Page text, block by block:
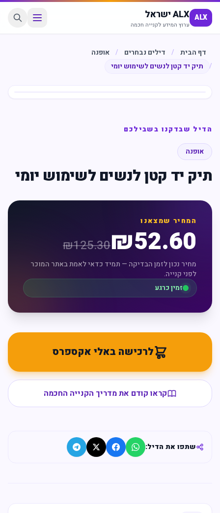
ALX ALX ישראל
ערוץ המידע לקנייה חכמה
דף הבית / דילים נבחרים / אופנה
/
תיק יד קטן לנשים לשימוש יומי
הדיל שבדקנו בשבילכם
אופנה
תיק יד קטן לנשים לשימוש יומי
המחיר שמצאנו
₪52.60
₪125.30
מחיר נכון לזמן הבדיקה — תמיד כדאי לאמת באתר המוכר
לפני קנייה.
זמין כרגע
לרכישה באלי אקספרס
קראו קודם את מדריך הקנייה החכמה
שתפו את הדיל: